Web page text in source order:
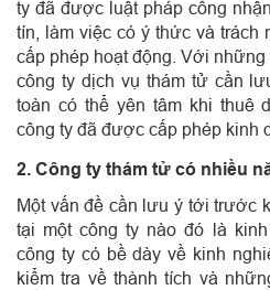
ty đã được luật pháp công
tín, làm việc có ý thức và
cấp phép hoạt động. Với
công ty dịch vụ thám tử cần
toàn có thể yên tâm khi thuê
công ty đã được cấp phép kinh
2. Công ty thám tử có nhiều
Một vấn đề cần lưu ý tới trước
tại một công ty nào đó là
công ty có bề dày về kinh
kiểm tra về thành tích và